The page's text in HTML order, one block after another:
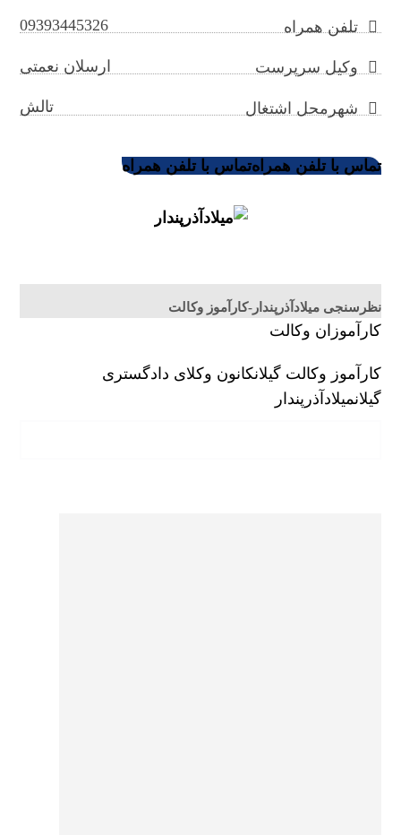
تلفن همراه 09393445326
وکیل سرپرست ارسلان نعمتی
شهرمحل اشتغال تالش
تماس با تلفن همراهتماس با تلفن همراه
نظرسنجی میلادآذرپندار-کارآموز وکالت
کارآموزان وکالت
کارآموز وکالت گیلانکانون وکلای دادگستری
گیلانمیلادآذرپندار